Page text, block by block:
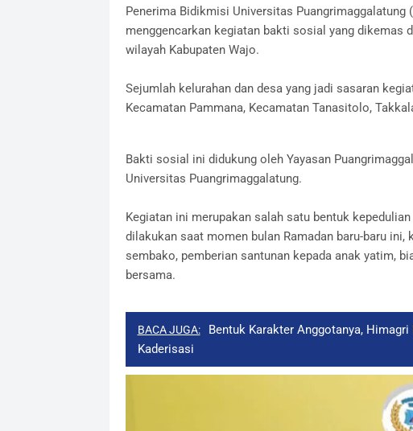
Penerima Bidikmisi Universitas
menggencarkan kegiatan bakti sosial yang dikemas
wilayah Kabupaten Wajo.
Sejumlah kelurahan dan desa yang jadi sasaran
Kecamatan Pammana, Kecamatan Tanasitolo,
Bakti sosial ini didukung oleh Yayasan
Universitas Puangrimaggalatung.
Kegiatan ini merupakan salah satu bentuk
dilakukan saat momen bulan Ramadan baru-baru
sembako, pemberian santunan kepada anak yatim,
bersama.
BACA JUGA:
Bentuk Karakter Anggotanya,
Kaderisasi